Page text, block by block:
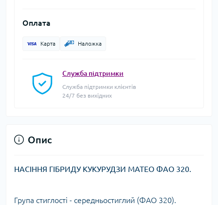
Оплата
Карта Наложка
Служба підтримки
Служба підтримки клієнтів
24/7 без вихідних
Опис
НАСІННЯ ГІБРИДУ КУКУРУДЗИ МАТЕО ФАО 320.
Група стиглості - середньостиглий (ФАО 320).